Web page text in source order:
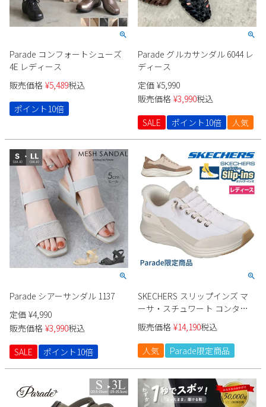
Parade コンフォートシューズ
4E レディース
販売価格 ¥5,489税込
ポイント10倍
Parade グルカサンダル 6044 レ
ディース
定価 ¥5,990
販売価格 ¥3,990税込
SALE
ポイント10倍 人気
Parade シアーサンダル 1137
定価 ¥4,990
販売価格 ¥3,990税込
SALE
ポイント10倍
SKECHERS スリップインズ マ
ーサ・スチュワート コンター
フォーム 150645 レディース
Parade限定商品
販売価格 ¥14,190税込
人気
Parade限定商品